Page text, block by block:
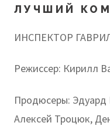
ЛУЧШИЙ
ИНСПЕКТОР
Режиссер: Кирилл
Продюсеры:
Алексей Троцюк,